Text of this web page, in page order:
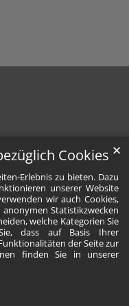
Cookies
Erlebnis zu bieten. Dazu
unserer Website
wir auch Cookies,
Statistikzwecken
welche Kategorien Sie
dass auf Basis Ihrer
der Seite zur
finden Sie in unserer
✕